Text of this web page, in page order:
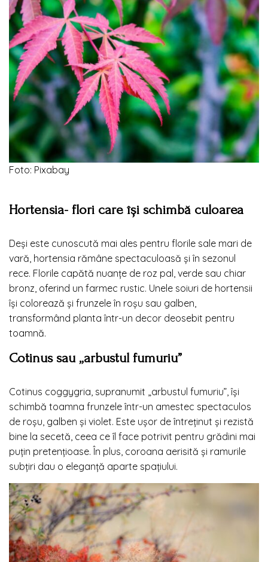
Foto: Pixabay
Hortensia- flori care își schimbă culoarea
Deși este cunoscută mai ales pentru florile sale mari de
vară, hortensia rămâne spectaculoasă și în sezonul
rece. Florile capătă nuanțe de roz pal, verde sau chiar
bronz, oferind un farmec rustic. Unele soiuri de hortensii
își colorează și frunzele în roșu sau galben,
transformând planta într-un decor deosebit pentru
toamnă.
Cotinus sau „arbustul fumuriu”
Cotinus coggygria, supranumit „arbustul fumuriu”, își
schimbă toamna frunzele într-un amestec spectaculos
de roșu, galben și violet. Este ușor de întreținut și rezistă
bine la secetă, ceea ce îl face potrivit pentru grădini mai
puțin pretențioase. În plus, coroana aerisită și ramurile
subțiri dau o eleganță aparte spațiului.